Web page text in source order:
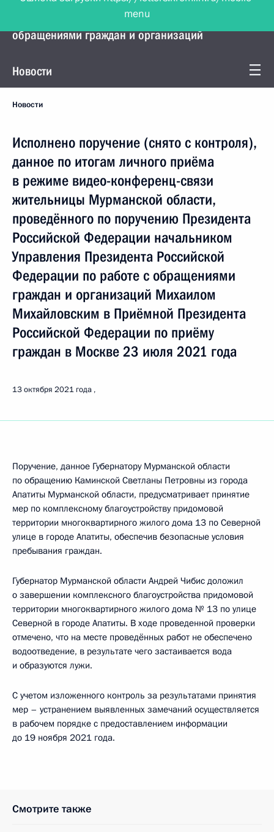
Управление Президента по работе с
обращениями граждан и организаций
Новости
Новости
Исполнено поручение (снято с контроля),
данное по итогам личного приёма
в режиме видео-конференц-связи
жительницы Мурманской области,
проведённого по поручению Президента
Российской Федерации начальником
Управления Президента Российской
Федерации по работе с обращениями
граждан и организаций Михаилом
Михайловским в Приёмной Президента
Российской Федерации по приёму
граждан в Москве 23 июля 2021 года
13 октября 2021 года
Поручение, данное Губернатору Мурманской области
по обращению Каминской Светланы Петровны из города
Апатиты Мурманской области, предусматривает принятие
мер по комплексному благоустройству придомовой
территории многоквартирного жилого дома 13 по Северной
улице в городе Апатиты, обеспечив безопасные условия
пребывания граждан.
Губернатор Мурманской области Андрей Чибис доложил
о завершении комплексного благоустройства придомовой
территории многоквартирного жилого дома № 13 по улице
Северной в городе Апатиты. В ходе проведенной проверки
отмечено, что на месте проведённых работ не обеспечено
водоотведение, в результате чего застаивается вода
и образуются лужи.
С учетом изложенного контроль за результатами принятия
мер – устранением выявленных замечаний осуществляется
в рабочем порядке с предоставлением информации
до 19 ноября 2021 года.
Смотрите также
menu